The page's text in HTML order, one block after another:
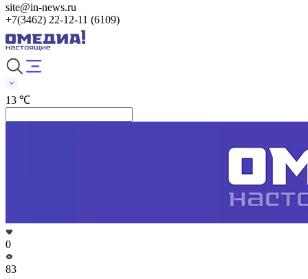
site@in-news.ru
+7(3462) 22-12-11 (6109)
13 ℃
0
83